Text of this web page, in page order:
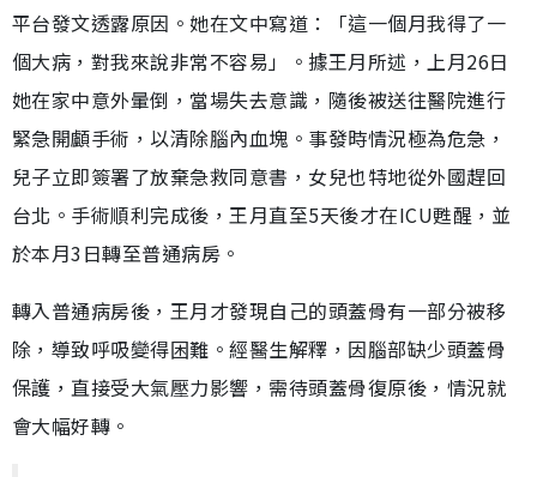
.
2
%
間
平台發文透露原因。她在文中寫道：「這一個月我得了一
個大病，對我來說非常不容易」。據王月所述，上月26日
她在家中意外暈倒，當場失去意識，隨後被送往醫院進行
緊急開顱手術，以清除腦內血塊。事發時情況極為危急，
兒子立即簽署了放棄急救同意書，女兒也特地從外國趕回
台北。手術順利完成後，王月直至5天後才在ICU甦醒，並
於本月3日轉至普通病房。
轉入普通病房後，王月才發現自己的頭蓋骨有一部分被移
除，導致呼吸變得困難。經醫生解釋，因腦部缺少頭蓋骨
保護，直接受大氣壓力影響，需待頭蓋骨復原後，情況就
會大幅好轉。